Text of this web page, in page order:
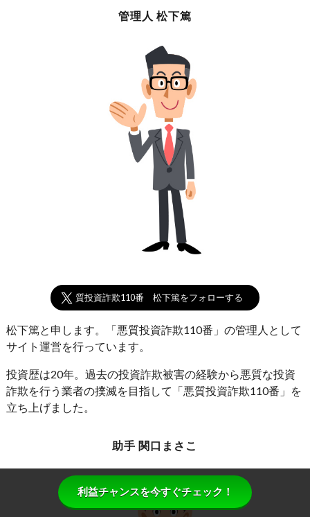
管理人 松下篤
悪質投資詐欺110番 松下篤をフォローする
松下篤と申します。「悪質投資詐欺110番」の管理人として
サイト運営を行っています。
投資歴は20年。過去の投資詐欺被害の経験から悪質な投資
詐欺を行う業者の撲滅を目指して「悪質投資詐欺110番」を
立ち上げました。
助手 関口まさこ
利益チャンスを今すぐチェック！